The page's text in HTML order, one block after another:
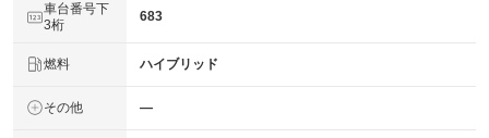
車台番号下
3桁
683
燃料 ハイブリッド
その他 ―